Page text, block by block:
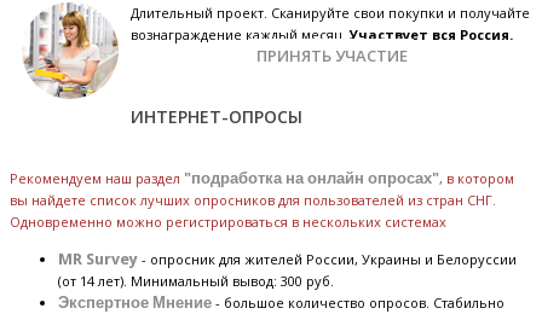
Длительный проект. Сканируйте свои покупки и получайте
вознаграждение каждый месяц.Участвует вся Россия.
ПРИНЯТЬ УЧАСТИЕ
ИНТЕРНЕТ-ОПРОСЫ
Рекомендуем наш раздел "подработка на онлайн опросах", в котором
вы найдете список лучших опросников для пользователей из стран СНГ.
Одновременно можно регистрироваться в нескольких системах
MR Survey - опросник для жителей России, Украины и Белоруссии
(от 14 лет). Минимальный вывод: 300 руб.
Экспертное Мнение - большое количество опросов. Стабильно